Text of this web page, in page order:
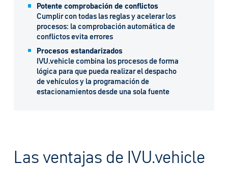
Potente comprobación de conflictos
Cumplir con todas las reglas y acelerar los
procesos: la comprobación automática de
conflictos evita errores
Procesos estandarizados
IVU.vehicle combina los procesos de forma
lógica para que pueda realizar el despacho
de vehículos y la programación de
estacionamientos desde una sola fuente
Las ventajas de IVU.vehicle